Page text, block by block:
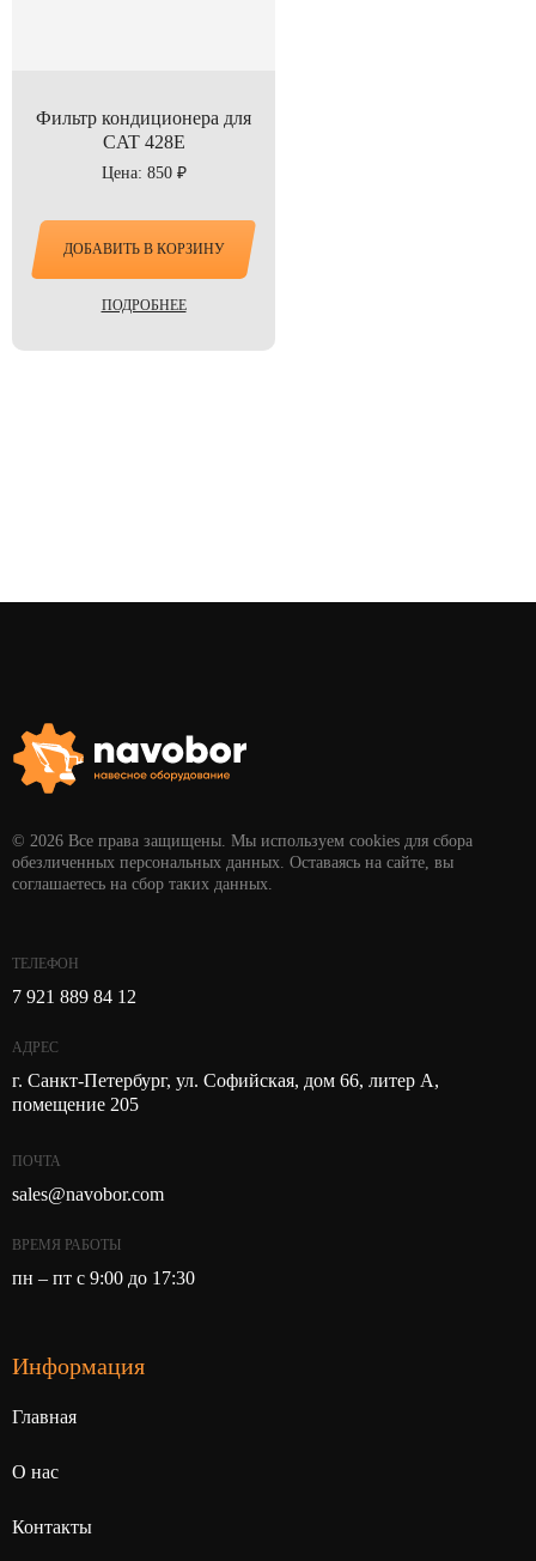
Фильтр кондиционера для
CAT 428E
Цена: 850 ₽
ДОБАВИТЬ В КОРЗИНУ
ПОДРОБНЕЕ
© 2026 Все права защищены. Мы используем cookies для сбора
обезличенных персональных данных. Оставаясь на сайте, вы
соглашаетесь на сбор таких данных.
ТЕЛЕФОН
7 921 889 84 12
АДРЕС
г. Санкт-Петербург, ул. Софийская, дом 66, литер А,
помещение 205
ПОЧТА
sales@navobor.com
ВРЕМЯ РАБОТЫ
пн – пт с 9:00 до 17:30
Информация
Главная
О нас
Контакты